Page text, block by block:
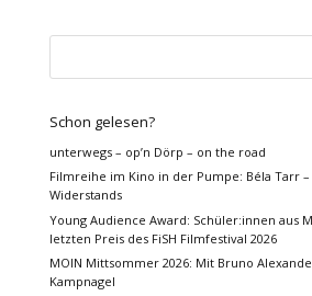
Schon gelesen?
unterwegs – op’n Dörp – on the road
Filmreihe im Kino in der Pumpe: Béla Tarr
Widerstands
Young Audience Award: Schüler:innen aus
letzten Preis des FiSH Filmfestival 2026
MOIN Mittsommer 2026: Mit Bruno
Kampnagel